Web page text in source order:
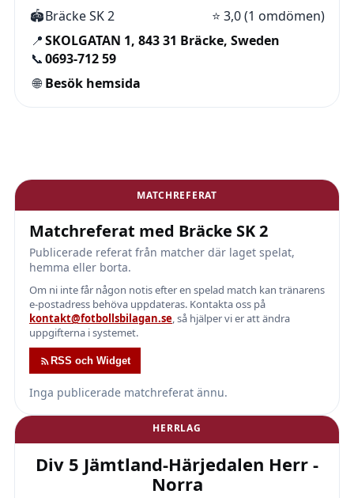
🏟️Bräcke SK 2 ⭐ 3,0 (1 omdömen)
📍SKOLGATAN 1, 843 31 Bräcke, Sweden
📞0693-712 59
🌐 Besök hemsida
MATCHREFERAT
Matchreferat med Bräcke SK 2
Publicerade referat från matcher där laget spelat,
hemma eller borta.
Om ni inte får någon notis efter en spelad match kan tränarens
e-postadress behöva uppdateras. Kontakta oss på
kontakt@fotbollsbilagan.se, så hjälper vi er att ändra
uppgifterna i systemet.
RSS och Widget
Inga publicerade matchreferat ännu.
HERRLAG
Div 5 Jämtland-Härjedalen Herr -
Norra